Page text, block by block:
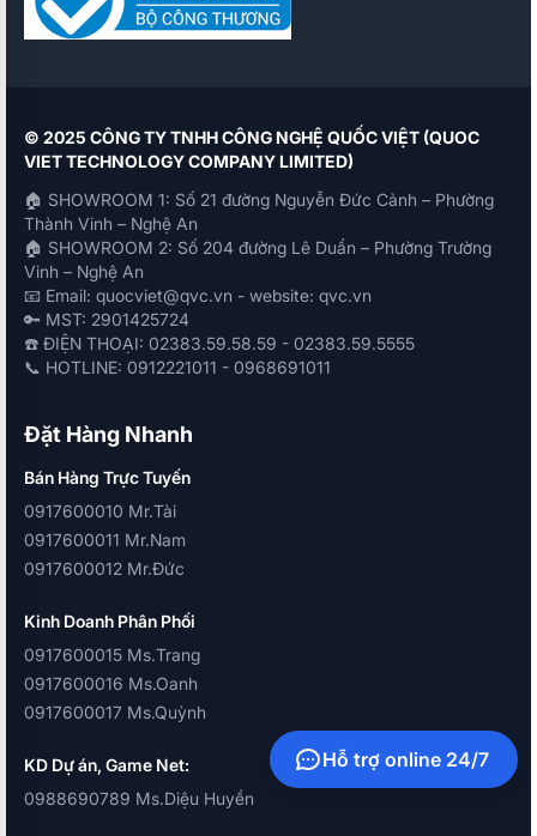
© 2025 CÔNG TY TNHH CÔNG NGHỆ QUỐC VIỆT (QUOC
VIET TECHNOLOGY COMPANY LIMITED)
🏠 SHOWROOM 1: Số 21 đường Nguyễn Đức Cảnh – Phường
Thành Vinh – Nghệ An
🏠 SHOWROOM 2: Số 204 đường Lê Duẩn – Phường Trường
Vinh – Nghệ An
📧 Email: quocviet@qvc.vn - website: qvc.vn
🔑 MST: 2901425724
☎️ ĐIỆN THOẠI: 02383.59.58.59 - 02383.59.5555
📞 HOTLINE: 0912221011 - 0968691011
Đặt Hàng Nhanh
Bán Hàng Trực Tuyến
0917600010 Mr.Tài
0917600011 Mr.Nam
0917600012 Mr.Đức
Kinh Doanh Phân Phối
0917600015 Ms.Trang
0917600016 Ms.Oanh
0917600017 Ms.Quỳnh
KD Dự án, Game Net:
0988690789 Ms.Diệu Huyền
Hỗ trợ online 24/7